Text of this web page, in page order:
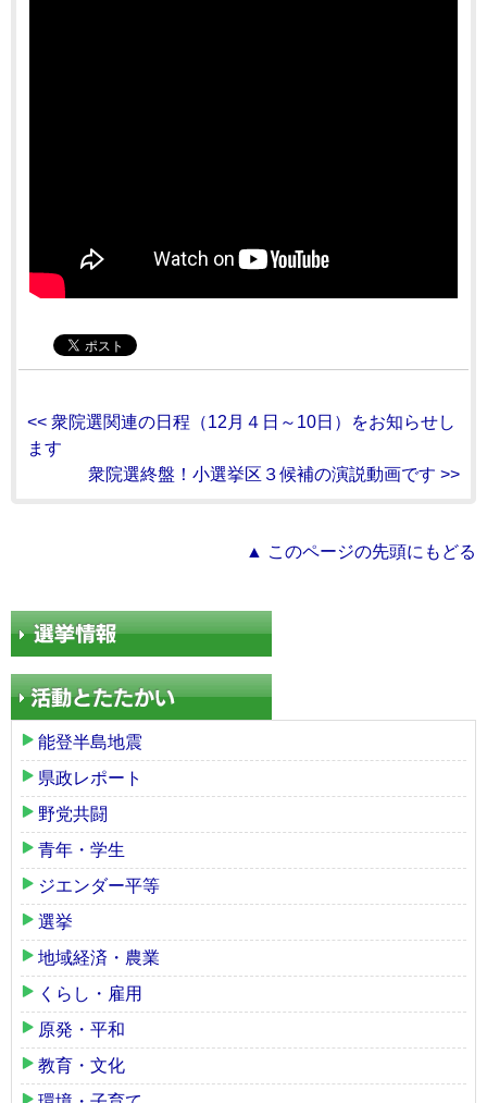
<< 衆院選関連の日程（12月４日～10日）をお知らせし
ます
衆院選終盤！小選挙区３候補の演説動画です >>
▲ このページの先頭にもどる
能登半島地震
県政レポート
野党共闘
青年・学生
ジエンダー平等
選挙
地域経済・農業
くらし・雇用
原発・平和
教育・文化